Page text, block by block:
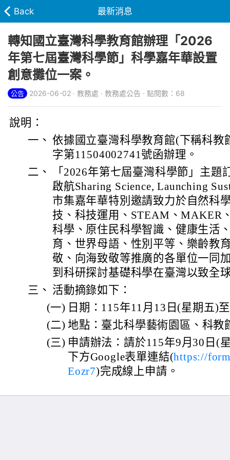
Back 最新消息
轉知國立臺灣科學教育館辦理「2026
年第七屆臺灣科學節」科學嘉年華設置
創意攤位一案。
公告 2026-06-02 · 教務處 · 教務處公告 · 點閱數：68
說明：
一、 依據國立臺灣科學教育館(下稱科教
字第11504002741號函辦理。
二、
「2026年第七屆臺灣科學節」主題
啟航Sharing Science, Launching
市集嘉年華特別邀請致力於自然科
技、科技運用、STEAM、MAKER
科學、原住民科學智識、健康生活
育、世界母語、性別平等、樂齡教
敬、向海致敬等推廣的各單位一同
到科研探討基礎科學在臺灣以致全
三、 活動摘錄如下：
(一) 日期：115年11月13日(星期五)
(二) 地點：臺北科學藝術園區、科教
(三) 申請辦法：請於115年9月30日(
下方Google表單連結(https://
Eozr7)完成線上申請。